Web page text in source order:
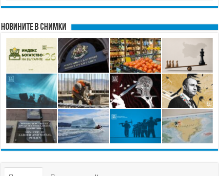
Новините в снимки